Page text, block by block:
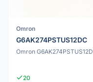
Omron
G6AK274PSTUS12DC
Omron
20